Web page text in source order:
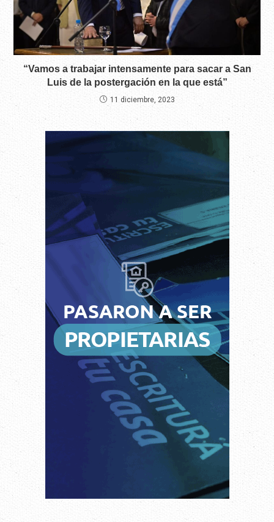
“Vamos a trabajar intensamente para sacar a San
Luis de la postergación en la que está”
11 diciembre, 2023